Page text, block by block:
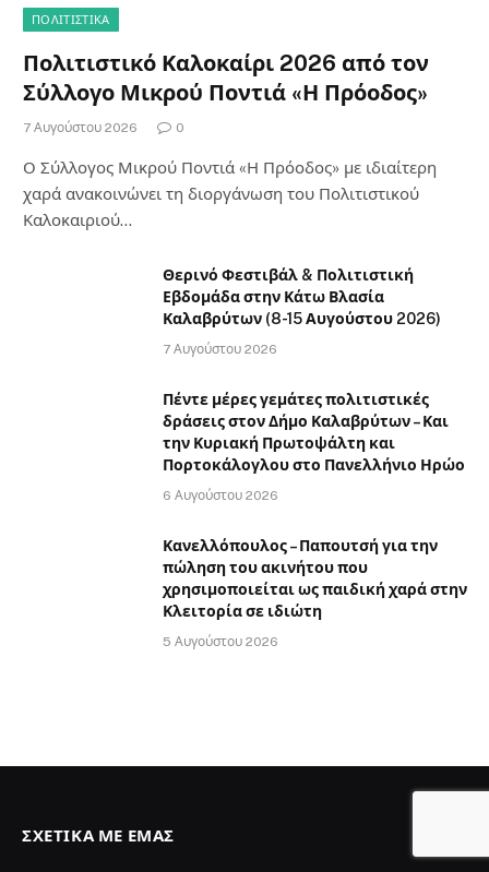
ΠΟΛΙΤΙΣΤΙΚΑ
Πολιτιστικό Καλοκαίρι 2026 από τον
Σύλλογο Μικρού Ποντιά «Η Πρόοδος»
7 Αυγούστου 2026 0
Ο Σύλλογος Μικρού Ποντιά «Η Πρόοδος» με ιδιαίτερη
χαρά ανακοινώνει τη διοργάνωση του Πολιτιστικού
Καλοκαιριού…
Θερινό Φεστιβάλ & Πολιτιστική
Εβδομάδα στην Κάτω Βλασία
Καλαβρύτων (8-15 Αυγούστου 2026)
7 Αυγούστου 2026
Πέντε μέρες γεμάτες πολιτιστικές
δράσεις στον Δήμο Καλαβρύτων – Και
την Κυριακή Πρωτοψάλτη και
Πορτοκάλογλου στο Πανελλήνιο Ηρώο
6 Αυγούστου 2026
Κανελλόπουλος – Παπουτσή για την
πώληση του ακινήτου που
χρησιμοποιείται ως παιδική χαρά στην
Κλειτορία σε ιδιώτη
5 Αυγούστου 2026
ΣΧΕΤΙΚΆ ΜΕ ΕΜΆΣ